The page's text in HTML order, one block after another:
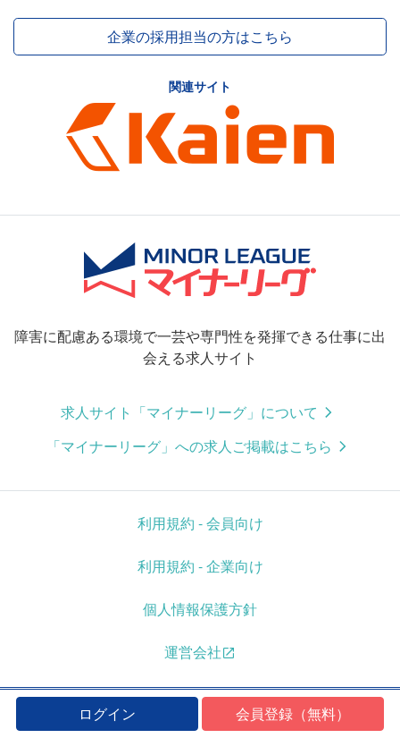
ログイン 会員登録（無料）
企業の採用担当の方はこちら
関連サイト
障害に配慮ある環境で一芸や専門性を発揮できる仕事に出
会える求人サイト
求人サイト「マイナーリーグ」について
「マイナーリーグ」への求人ご掲載はこちら
利用規約 - 会員向け
利用規約 - 企業向け
個人情報保護方針
運営会社
ヘルプ